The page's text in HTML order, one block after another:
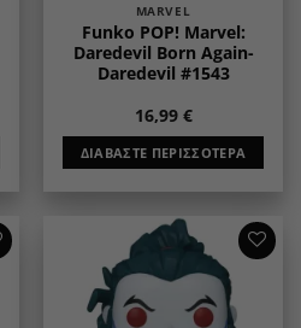
MARVEL
Funko POP! Marvel:
Daredevil Born Again-
Daredevil #1543
16,99 €
ΔΙΑΒΆΣΤΕ ΠΕΡΙΣΣΌΤΕΡΑ
Add to
wishlist